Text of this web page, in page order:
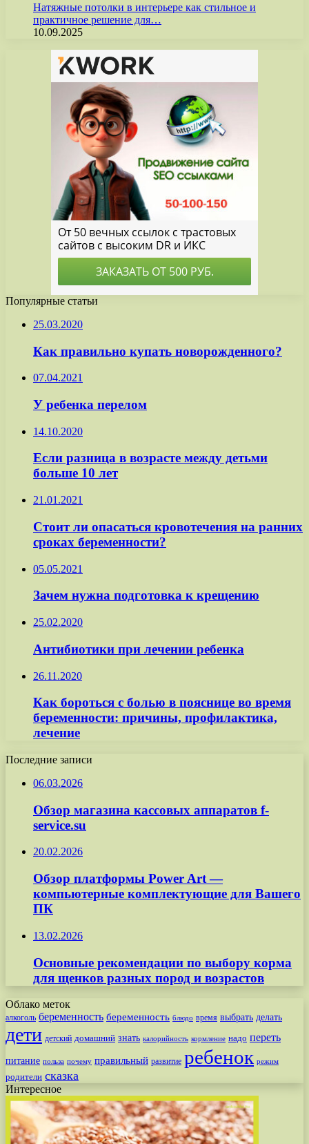
Натяжные потолки в интерьере как стильное и
практичное решение для…
10.09.2025
Популярные статьи
25.03.2020
Как правильно купать новорожденного?
07.04.2021
У ребенка перелом
14.10.2020
Если разница в возрасте между детьми
больше 10 лет
21.01.2021
Стоит ли опасаться кровотечения на ранних
сроках беременности?
05.05.2021
Зачем нужна подготовка к крещению
25.02.2020
Антибиотики при лечении ребенка
26.11.2020
Как бороться с болью в пояснице во время
беременности: причины, профилактика,
лечение
Последние записи
06.03.2026
Обзор магазина кассовых аппаратов f-
service.su
20.02.2026
Обзор платформы Power Art —
компьютерные комплектующие для Вашего
ПК
13.02.2026
Основные рекомендации по выбору корма
для щенков разных пород и возрастов
Облако меток
алкоголь беременность беременность блюдо время выбрать делать
дети детский домашний знать калорийность кормление надо переть
питание польза почему правильный развитие ребенок режим
родители сказка
Интересное